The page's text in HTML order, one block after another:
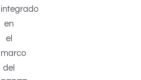
integrado
en
el
marco
del